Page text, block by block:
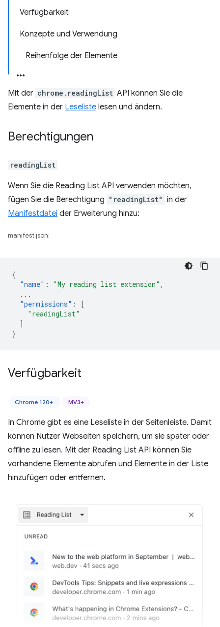
Verfügbarkeit
Konzepte und Verwendung
Reihenfolge der Elemente
Mit der chrome.readingList API können Sie die
Elemente in der Leseliste lesen und ändern.
Berechtigungen
readingList
Wenn Sie die Reading List API verwenden möchten,
fügen Sie die Berechtigung "readingList" in der
Manifestdatei der Erweiterung hinzu:
manifest.json:
{
"name" : "My reading list extension" ,
...
"permissions" :
[
"readingList"
]
}
Verfügbarkeit
Chrome 120+ MV3+
In Chrome gibt es eine Leseliste in der Seitenleiste. Damit
können Nutzer Webseiten speichern, um sie später oder
offline zu lesen. Mit der Reading List API können Sie
vorhandene Elemente abrufen und Elemente in der Liste
hinzufügen oder entfernen.